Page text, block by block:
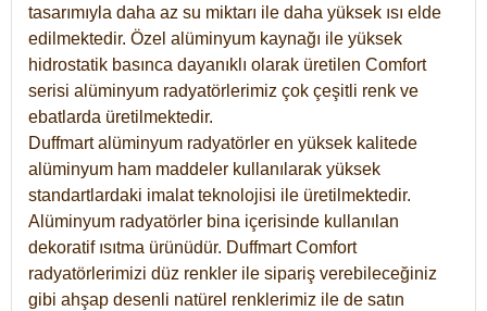
tasarımıyla daha az su miktarı ile daha yüksek ısı elde
edilmektedir. Özel alüminyum kaynağı ile yüksek
hidrostatik basınca dayanıklı olarak üretilen Comfort
serisi alüminyum radyatörlerimiz çok çeşitli renk ve
ebatlarda üretilmektedir.
Duffmart alüminyum radyatörler en yüksek kalitede
alüminyum ham maddeler kullanılarak yüksek
standartlardaki imalat teknolojisi ile üretilmektedir.
Alüminyum radyatörler bina içerisinde kullanılan
dekoratif ısıtma ürünüdür. Duffmart Comfort
radyatörlerimizi düz renkler ile sipariş verebileceğiniz
gibi ahşap desenli natürel renklerimiz ile de satın